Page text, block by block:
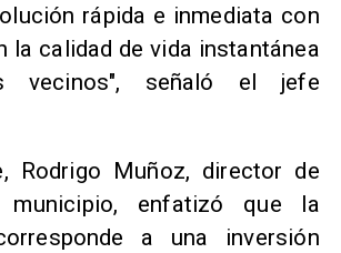
rápida e inmediata con
la calidad de vida instantánea
vecinos", señaló el jefe
Rodrigo Muñoz, director de
enfatizó que la
a una inversión